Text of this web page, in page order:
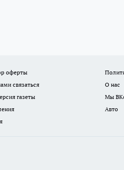
оферты
связаться
О нас
газеты
Мы
Авто